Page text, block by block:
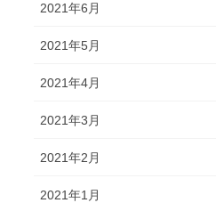
2021年6月
2021年5月
2021年4月
2021年3月
2021年2月
2021年1月